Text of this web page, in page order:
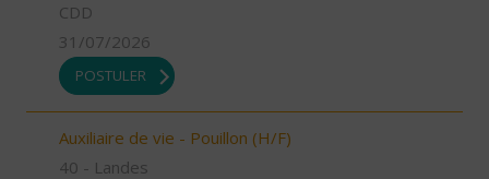
CDD
31/07/2026
POSTULER
Auxiliaire de vie - Pouillon (H/F)
40 - Landes